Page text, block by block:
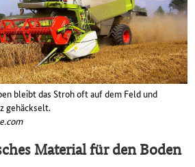
bleibt das Stroh oft auf dem Feld und
gehäckselt.
Material für den Boden